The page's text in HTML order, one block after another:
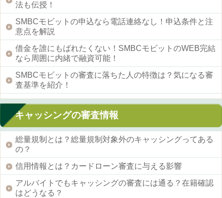
法も伝授！
SMBCモビットの申込なら電話連絡なし！申込条件と注
意点を解説
借金を誰にもばれたくない！SMBCモビットのWEB完結
なら周囲に内緒で融資可能！
SMBCモビットの審査に落ちた人の特徴は？気になる審
査基準を紹介！
キャッシングの審査情報
総量規制とは？総量規制対象外のキャッシングってある
の？
信用情報とは？カードローン審査に与える影響
アルバイトでもキャッシングの審査には通る？在籍確認
はどうなる？